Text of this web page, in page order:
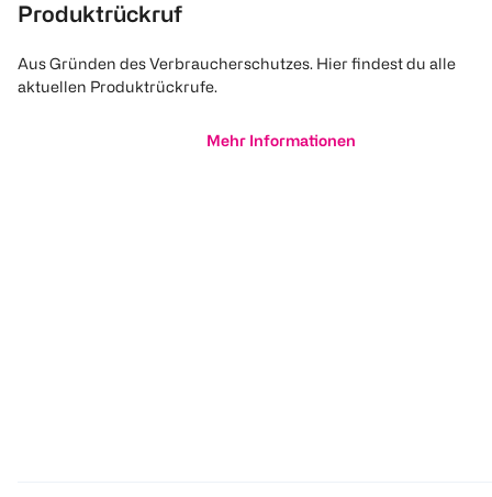
Produktrückruf
Aus Gründen des Verbraucherschutzes. Hier findest du alle
aktuellen Produktrückrufe.
Mehr Informationen